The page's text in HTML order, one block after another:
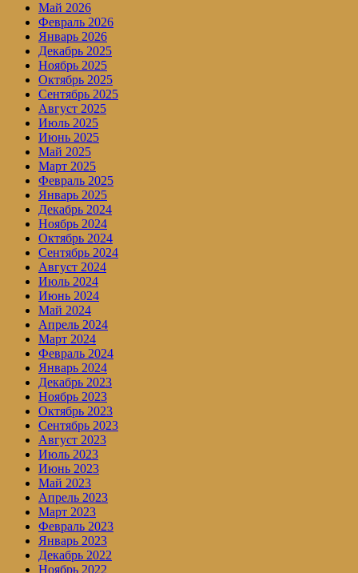
Май 2026
Февраль 2026
Январь 2026
Декабрь 2025
Ноябрь 2025
Октябрь 2025
Сентябрь 2025
Август 2025
Июль 2025
Июнь 2025
Май 2025
Март 2025
Февраль 2025
Январь 2025
Декабрь 2024
Ноябрь 2024
Октябрь 2024
Сентябрь 2024
Август 2024
Июль 2024
Июнь 2024
Май 2024
Апрель 2024
Март 2024
Февраль 2024
Январь 2024
Декабрь 2023
Ноябрь 2023
Октябрь 2023
Сентябрь 2023
Август 2023
Июль 2023
Июнь 2023
Май 2023
Апрель 2023
Март 2023
Февраль 2023
Январь 2023
Декабрь 2022
Ноябрь 2022